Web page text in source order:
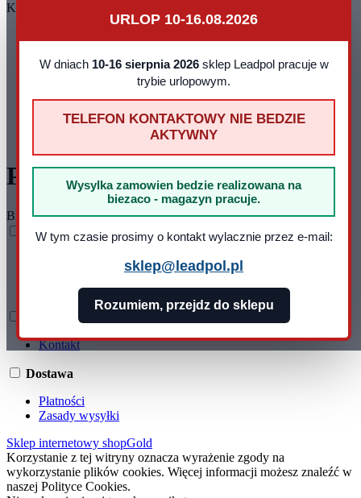
URLOP 10-16.08.2026
W dniach 10-16 sierpnia 2026sklep Leadpol pracuje w
trybie urlopowym.
TELEFON KONTAKTOWY NIE BEDZIE
AKTYWNY
Wysylka zamowien bedzie realizowana na
biezaco - magazyn pracuje.
W tym czasie prosimy o kontakt wylacznie przez e-mail:
sklep@leadpol.pl
Rozumiem, przejdz do sklepu
Kontakt
22-100 Chełm
NIP: 899 275 16 00
Godziny działania sklepuGodziny
pracy: pn - pt 8:00 - 16:00
Producenci
Brak producentów
Informacje
Polityka prywatności
Informacja o cookie
Kontakt
Dostawa
Płatności
Zasady wysyłki
Sklep internetowy shopGold
Korzystanie z tej witryny oznacza wyrażenie zgody na
wykorzystanie plików cookies. Więcej informacji możesz znaleźć w
naszej Polityce Cookies.